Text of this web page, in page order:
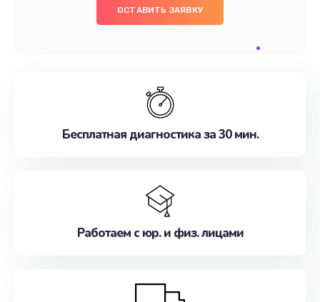
ОСТАВИТЬ ЗАЯВКУ
Бесплатная диагностика за 30 мин.
Работаем с юр. и физ. лицами